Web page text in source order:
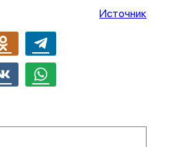
Источник